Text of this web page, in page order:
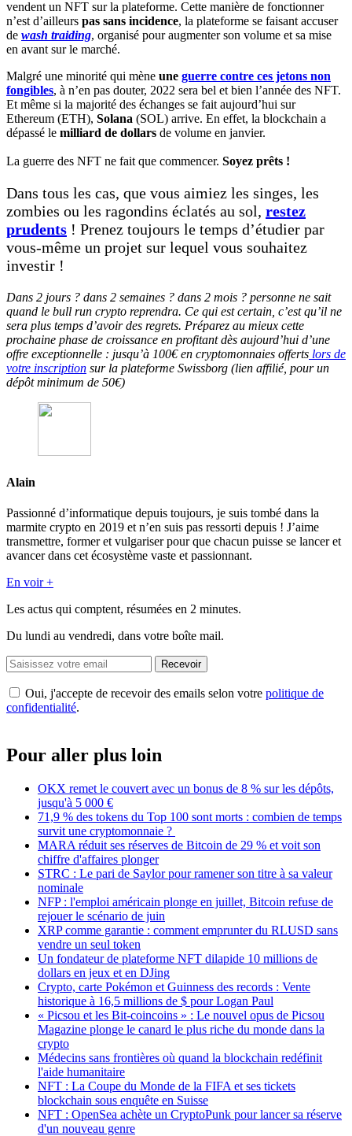
vendent un NFT sur la plateforme. Cette manière de fonctionner
n’est d’ailleurs pas sans incidence, la plateforme se faisant accuser
de wash traiding, organisé pour augmenter son volume et sa mise
en avant sur le marché.
Malgré une minorité qui mène une guerre contre ces jetons non
fongibles, à n’en pas douter, 2022 sera bel et bien l’année des NFT.
Et même si la majorité des échanges se fait aujourd’hui sur
Ethereum (ETH), Solana (SOL) arrive. En effet, la blockchain a
dépassé le milliard de dollars de volume en janvier.
La guerre des NFT ne fait que commencer. Soyez prêts !
Dans tous les cas, que vous aimiez les singes, les
zombies ou les ragondins éclatés au sol, restez
prudents ! Prenez toujours le temps d’étudier par
vous-même un projet sur lequel vous souhaitez
investir !
Dans 2 jours ? dans 2 semaines ? dans 2 mois ? personne ne sait
quand le bull run crypto reprendra. Ce qui est certain, c’est qu’il ne
sera plus temps d’avoir des regrets. Préparez au mieux cette
prochaine phase de croissance en profitant dès aujourd’hui d’une
offre exceptionnelle : jusqu’à 100€ en cryptomonnaies offerts lors de
votre inscription sur la plateforme Swissborg (lien affilié, pour un
dépôt minimum de 50€)
Alain
Passionné d’informatique depuis toujours, je suis tombé dans la
marmite crypto en 2019 et n’en suis pas ressorti depuis ! J’aime
transmettre, former et vulgariser pour que chacun puisse se lancer et
avancer dans cet écosystème vaste et passionnant.
En voir +
Les actus qui comptent, résumées en 2 minutes.
Du lundi au vendredi, dans votre boîte mail.
Recevoir
Oui, j'accepte de recevoir des emails selon votre politique de
confidentialité.
Pour aller plus loin
OKX remet le couvert avec un bonus de 8 % sur les dépôts,
jusqu'à 5 000 €
71,9 % des tokens du Top 100 sont morts : combien de temps
survit une cryptomonnaie ?
MARA réduit ses réserves de Bitcoin de 29 % et voit son
chiffre d'affaires plonger
STRC : Le pari de Saylor pour ramener son titre à sa valeur
nominale
NFP : l'emploi américain plonge en juillet, Bitcoin refuse de
rejouer le scénario de juin
XRP comme garantie : comment emprunter du RLUSD sans
vendre un seul token
Un fondateur de plateforme NFT dilapide 10 millions de
dollars en jeux et en DJing
Crypto, carte Pokémon et Guinness des records : Vente
historique à 16,5 millions de $ pour Logan Paul
« Picsou et les Bit-coincoins » : Le nouvel opus de Picsou
Magazine plonge le canard le plus riche du monde dans la
crypto
Médecins sans frontières où quand la blockchain redéfinit
l'aide humanitaire
NFT : La Coupe du Monde de la FIFA et ses tickets
blockchain sous enquête en Suisse
NFT : OpenSea achète un CryptoPunk pour lancer sa réserve
d'un nouveau genre